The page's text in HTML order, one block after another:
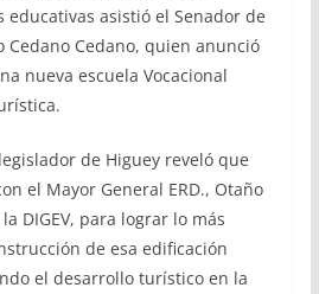
educativas asistió el Senador de
Cedano Cedano, quien anunció
nueva escuela Vocacional
de Higuey reveló que
el Mayor General ERD., Otaño
DIGEV, para lograr lo más
de esa edificación
el desarrollo turístico en la